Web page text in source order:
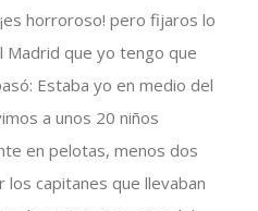
horroroso! pero fijaros lo
que yo tengo que
Estaba yo en medio del
a unos 20 niños
en pelotas, menos dos
capitanes que llevaban